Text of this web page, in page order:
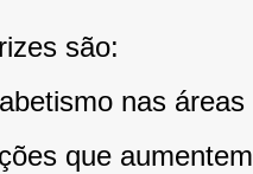
são:
nas
que